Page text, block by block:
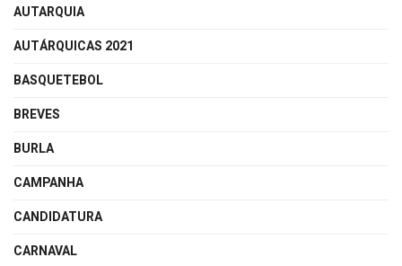
AUTARQUIA
AUTÁRQUICAS 2021
BASQUETEBOL
BREVES
BURLA
CAMPANHA
CANDIDATURA
CARNAVAL